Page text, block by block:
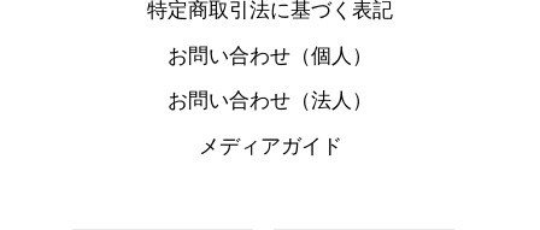
特定商取引法に基づく表記
お問い合わせ（個人）
お問い合わせ（法人）
メディアガイド